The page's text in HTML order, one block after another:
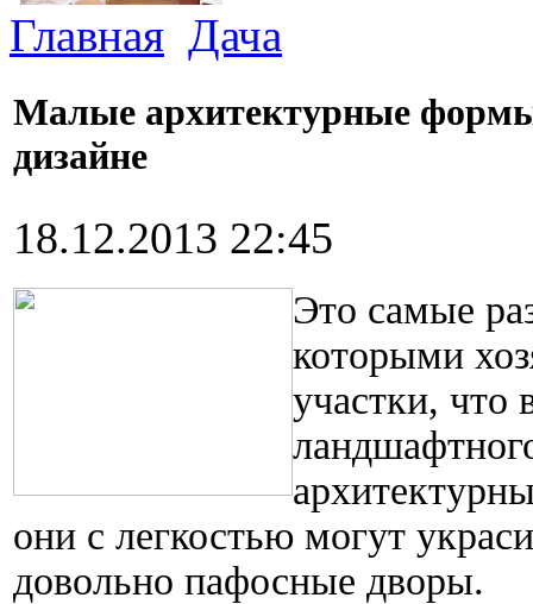
Главная Дача
Малые архитектурные
дизайне
18.12.2013 22:45
Это самые
которыми
участки, что
они с легкостью могут
довольно пафосные дворы.